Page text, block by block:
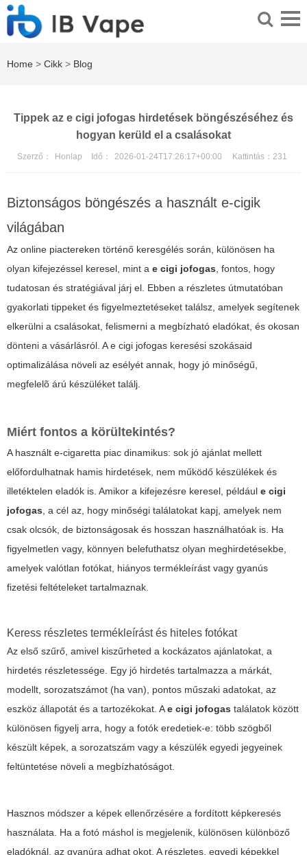
Home > Cikk > Blog
Tippek az e cigi jofogas hirdetések böngészéséhez és
hogyan kerüld el a csalásokat
Szerző： Honlap Idő： 2026-01-24T17:26:17+00:00 Kattintás： 231
Biztonságos böngészés a használt e-cigik
világában
Az online piactereken történő keresgélés során, különösen ha
olyan kifejezéssel keresel, mint a e cigi jofogas, fontos, hogy
tudatosan és stratégiával járj el. Ebben a részletes útmutatóban
gyakorlati tippeket és figyelmeztetéseket találsz, amelyek segítenek
elkerülni a csalásokat, felismerni a megbízható eladókat, és okosan
dönteni a vásárlásról. Ae cigi jofogas keresési szokásaid
optimalizálása növeli az esélyét annak, hogy jó minőségű,
megfelelõ árú készüléket találj.
Miért fontos a körültekintés?
A használt e-cigaretta piac dinamikus: sok jó ajánlat mellett
előfordulhatnak hamis hirdetések, nem működő készülékek és
illetéktelen eladók is. Amikor a kifejezésre keresel, például e cigi
jofogas, a cél az, hogy minőségi találatokat kapj, amelyek nem
csak olcsók, de biztonságosak és hosszan használhatóak is. Ha
figyelmetlen vagy, könnyen belefuthatsz olyan meghirdetésekbe,
amelyek valótlan fotókat, hiányos termékleírást vagy gyanús
fizetési feltételeket tartalmaznak.
Keress részletes termékleírást és hiteles fotókat
Az első szűrő, amivel kiszűrheted a kockázatos ajánlatokat, a
hirdetés részletessége. Egy jó hirdetés tartalmazza a márkát,
modellt, sorozatszámot (ha van), pontos műszaki adatokat, az
eszköz állapotát és a tartozékokat. Ae cigi jofogas találatok között
különösen figyelj arra, hogy a fotók eredetiek-e: több szögből
készült képek, a sorozatszám vagy a készülék egyedi jegyeinek
feltüntetése növeli a megbízhatóságot.
Hasznos módszer a képek ellenőrzésére a fordított képkeresés
használata. Ha a fotó máshol is megjelenik, különösen különböző
eladóknál, az gyanúra adhat okot. A részletes, egyedi képekkel